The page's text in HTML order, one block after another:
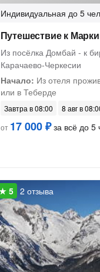
Индивидуальная до 5
Путешествие к
Из посёлка Домбай - к
Карачаево-Черкесии
Начало: Из отеля
или в Теберде
Завтра в 08:00
8 авг в
от 17 000 ₽за всё до 5
2 отзыва